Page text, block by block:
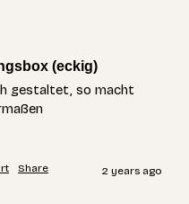
(eckig)
gestaltet, so macht
Share 2 years ago